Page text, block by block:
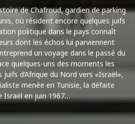
de Chafroud, gardien de parking
où résident encore quelques juifs
politique dans le pays connaît
dont les échos lui parviennent
un voyage dans le passé du
quelques-uns des moments les
d’Afrique du Nord vers «Israël»,
menée en Tunisie, la défaite
Israël en juin 1967…